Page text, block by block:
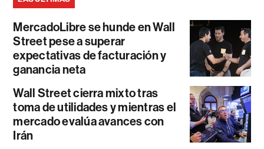
MercadoLibre se hunde en Wall
Street pese a superar
expectativas de facturación y
ganancia neta
Wall Street cierra mixto tras
toma de utilidades y mientras el
mercado evalúa avances con
Irán